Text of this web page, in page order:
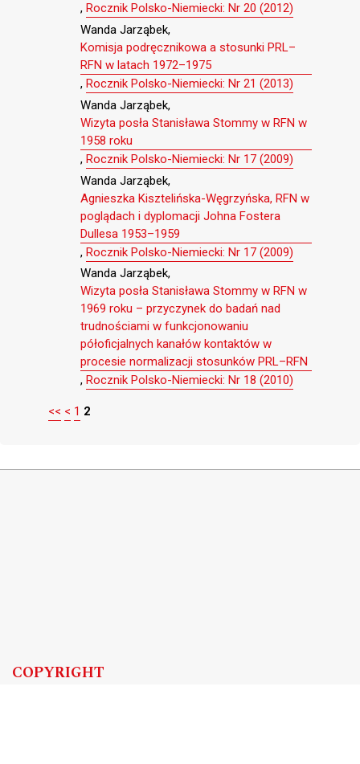
, Rocznik Polsko-Niemiecki: Nr 20 (2012)
Wanda Jarząbek,
Komisja podręcznikowa a stosunki PRL–
RFN w latach 1972–1975
, Rocznik Polsko-Niemiecki: Nr 21 (2013)
Wanda Jarząbek,
Wizyta posła Stanisława Stommy w RFN w
1958 roku
, Rocznik Polsko-Niemiecki: Nr 17 (2009)
Wanda Jarząbek,
Agnieszka Kisztelińska-Węgrzyńska, RFN w
poglądach i dyplomacji Johna Fostera
Dullesa 1953–1959
, Rocznik Polsko-Niemiecki: Nr 17 (2009)
Wanda Jarząbek,
Wizyta posła Stanisława Stommy w RFN w
1969 roku – przyczynek do badań nad
trudnościami w funkcjonowaniu
półoficjalnych kanałów kontaktów w
procesie normalizacji stosunków PRL–RFN
, Rocznik Polsko-Niemiecki: Nr 18 (2010)
<< < 1 2
COPYRIGHT